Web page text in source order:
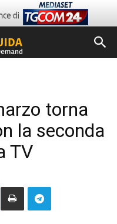
torna
la seconda
TV